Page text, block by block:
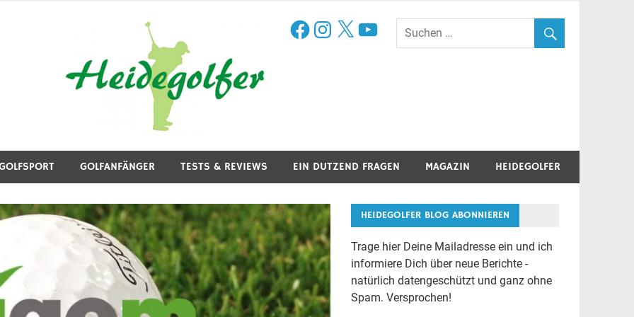
FacebookInstagram
X YouTube
GOLFANFÄNGER TESTS & REVIEWS EIN DUTZEND FRAGEN MAGAZIN HEIDEGOLFER
HEIDEGOLFER BLOG ABONNIEREN
Trage hier Deine Mailadresse ein und ich
informiere Dich über neue Berichte -
natürlich datengeschützt und ganz ohne
Spam. Versprochen!